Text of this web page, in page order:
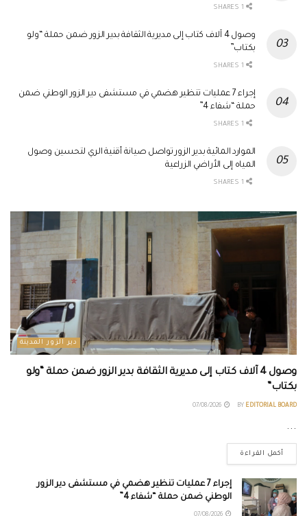
وصول 4 آلاف كتاب إلى مديرية الثقافة بدير الزور ضمن حملة “ولو
بكتاب”
إجراء 7 عمليات تنظير هضمي في مستشفى دير الزور الوطني ضمن
حملة “شفاء 4”
الموارد المائية بدير الزور تواصل صيانة أقنية الري لتحسين وصول
المياه إلى الأراضي الزراعية
دير الزور المدينة
وصول 4 آلاف كتاب إلى مديرية الثقافة بدير الزور ضمن حملة “ولو
بكتاب”
BY EDITORIAL BOARD
...
أكمل القراءة
إجراء 7 عمليات تنظير هضمي في مستشفى دير الزور
الوطني ضمن حملة “شفاء 4”